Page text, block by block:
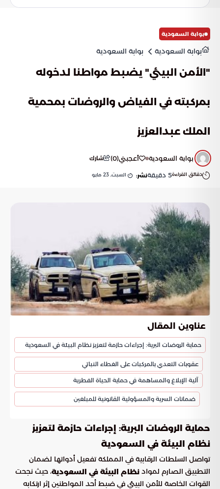
بوابة السعودية
بوابة السعودية بوابة السعودية
"الأمن البيئي" يضبط مواطنا لدخوله
بمركبته في الفياض والروضات بمحمية
الملك عبدالعزيز
بوابة السعودية أعجبني(
0
) شارك
دقائق القراءة5 دقيقةنشر: السبت, 23 مايو
عناوين المقال
حماية الروضات البرية: إجراءات حازمة لتعزيز نظام البيئة في السعودية
عقوبات التعدي بالمركبات على الغطاء النباتي
آلية الإبلاغ والمساهمة في حماية الحياة الفطرية
ضمانات السرية والمسؤولية القانونية للمبلغين
حماية الروضات البرية: إجراءات حازمة لتعزيز
نظام البيئة في السعودية
تواصل السلطات الرقابية في المملكة تفعيل أدواتها لضمان
التطبيق الصارم لمواد نظام البيئة في السعودية، حيث نجحت
القوات الخاصة للأمن البيئي في ضبط أحد المواطنين إثر ارتكابه